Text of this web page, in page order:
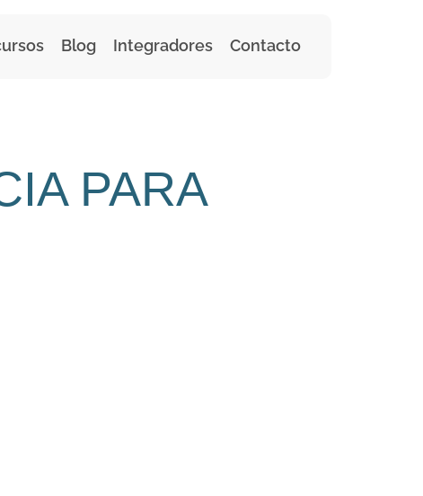
Blog Integradores Contacto
PARA